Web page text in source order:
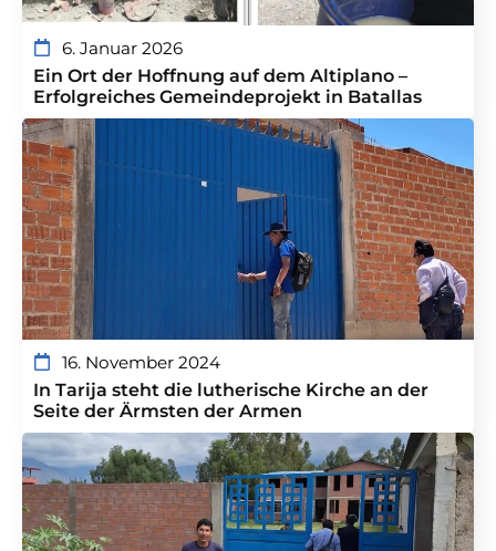
6. Januar 2026
Ein Ort der Hoffnung auf dem Altiplano –
Erfolgreiches Gemeindeprojekt in Batallas
16. November 2024
In Tarija steht die lutherische Kirche an der
Seite der Ärmsten der Armen